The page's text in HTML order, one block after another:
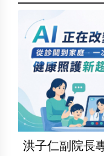
洪子仁副院長